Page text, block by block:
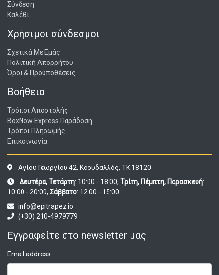
Σύνδεση
Καλάθι
Χρήσιμοι σύνδεσμοι
Σχετικά Με Εμάς
Πολιτική Απορρήτου
Όροι & Προϋποθέσεις
Βοήθεια
Τρόποι Αποστολής
BoxNow Express Παράδοση
Τρόποι Πληρωμής
Επικοινωνία
Αγίου Γεωργίου 42, Κορυδαλλός, ΤΚ 18120
Δευτέρα, Τετάρτη: 10:00 - 18:00, Τρίτη, Πέμπτη, Παρασκευή:
10:00 - 20:00, Σάββατο: 12:00 - 15:00
info@epitrapez.io
(+30) 210-4979779
Εγγραφείτε στο newsletter μας
Email address